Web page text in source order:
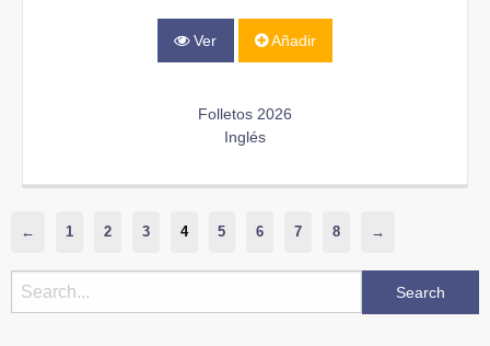
Ver Añadir
Folletos 2026
Inglés
← 1 2 3 4 5 6 7 8 →